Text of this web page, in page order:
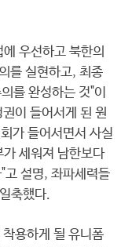
우선하고 북한의
를 실현하고, 최종
를 완성하는 것"이
이 들어서게 된 원
가 들어서면서 사실
세워져 남한보다
고 설명, 좌파세력들
축했다.
용하게 될 유니폼